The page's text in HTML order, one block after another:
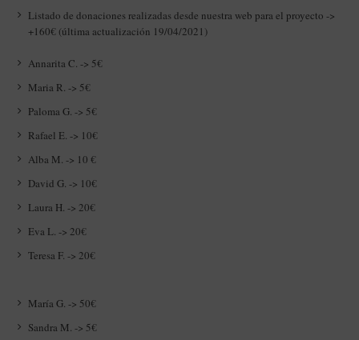
Listado de donaciones realizadas desde nuestra web para el proyecto ->
+160€ (última actualización 19/04/2021)
Annarita C. -> 5€
Maria R. -> 5€
Paloma G. -> 5€
Rafael E. -> 10€
Alba M. -> 10 €
David G. -> 10€
Laura H. -> 20€
Eva L. -> 20€
Teresa F. -> 20€
María G. -> 50€
Sandra M. -> 5€